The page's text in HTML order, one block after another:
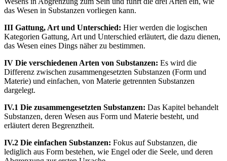
das Wesen in Substanzen vorliegen kann.
III Gattung, Art und Unterschied: Hier werden die logischen
Kategorien Gattung, Art und Unterschied erläutert, die dazu dienen,
das Wesen eines Dings näher zu bestimmen.
IV Die verschiedenen Arten von Substanzen: Es wird die
Differenz zwischen zusammengesetzten Substanzen (Form und
Materie) und einfachen, von Materie getrennten Substanzen
dargelegt.
IV.1 Die zusammengesetzten Substanzen: Das Kapitel behandelt
Substanzen, deren Wesen aus Form und Materie besteht, und
erläutert deren Begrenztheit.
IV.2 Die einfachen Substanzen: Fokus auf Substanzen, die
lediglich aus Form bestehen, wie Engel oder die Seele, und deren